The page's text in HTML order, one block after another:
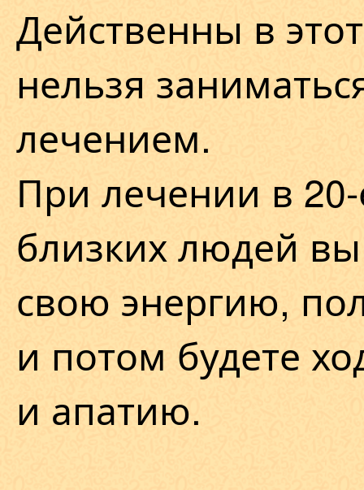
Действенны в
нельзя
лечением.
При лечении в
близких людей
свою энергию,
и потом будете
и апатию.